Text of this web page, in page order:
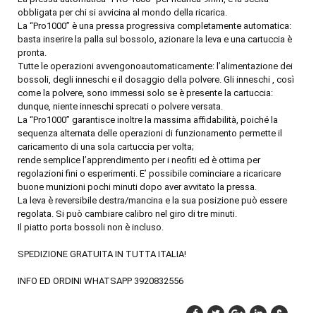
obbligata per chi si avvicina al mondo della ricarica.
La “Pro1000” è una pressa progressiva completamente automatica:
basta inserire la palla sul bossolo, azionare la leva e una cartuccia è
pronta.
Tutte le operazioni avvengonoautomaticamente: l’alimentazione dei
bossoli, degli inneschi e il dosaggio della polvere. Gli inneschi , così
come la polvere, sono immessi solo se è presente la cartuccia:
dunque, niente inneschi sprecati o polvere versata.
La “Pro1000” garantisce inoltre la massima affidabilità, poiché la
sequenza alternata delle operazioni di funzionamento permette il
caricamento di una sola cartuccia per volta;
rende semplice l’apprendimento per i neofiti ed è ottima per
regolazioni fini o esperimenti. E’ possibile cominciare a ricaricare
buone munizioni pochi minuti dopo aver avvitato la pressa.
La leva è reversibile destra/mancina e la sua posizione può essere
regolata. Si può cambiare calibro nel giro di tre minuti.
Il piatto porta bossoli non è incluso.
SPEDIZIONE GRATUITA IN TUTTA ITALIA!
INFO ED ORDINI WHATSAPP 3920832556